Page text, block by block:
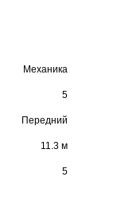
Механика
5
Передний
11.3 м
5